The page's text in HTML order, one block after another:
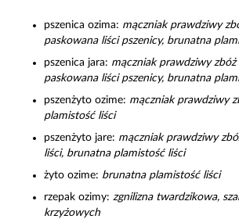
pszenica ozima: mączniak prawdziwy
paskowana liści pszenicy, brunatna
pszenica jara: mączniak prawdziwy
paskowana liści pszenicy, brunatna
pszenżyto ozime: mączniak prawdziwy
plamistość liści
pszenżyto jare: mączniak prawdziwy
liści, brunatna plamistość liści
żyto ozime: brunatna plamistość liści
rzepak ozimy: zgnilizna twardzikowa,
krzyżowych